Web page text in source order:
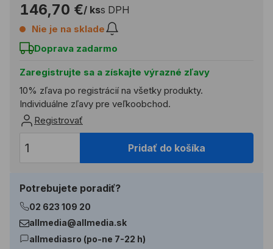
146,70 €/ kss DPH
Nie je na sklade
Doprava zadarmo
Zaregistrujte sa a získajte výrazné zľavy
10% zľava po registrácií na všetky produkty.
Individuálne zľavy pre veľkoobchod.
Registrovať
Pridať do košíka
Potrebujete poradiť?
02 623 109 20
allmedia@allmedia.sk
allmediasro (po-ne 7-22 h)